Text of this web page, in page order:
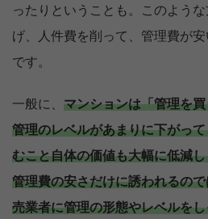
ったりということも。このよう
げ、人件費を削って、管理費が
です。
一般に、 マンションは「管理を
管理のレベルがあまりに下がっ
むこと自体の価値も大幅に低減
管理費の安さだけに誘われるの
売業者に管理の形態やレベルを